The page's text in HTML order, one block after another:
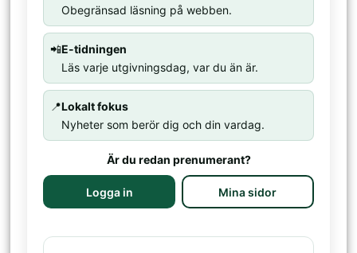
Obegränsad läsning på webben.
📲E-tidningen
Läs varje utgivningsdag, var du än är.
📍Lokalt fokus
Nyheter som berör dig och din vardag.
Är du redan prenumerant?
Logga in Mina sidor